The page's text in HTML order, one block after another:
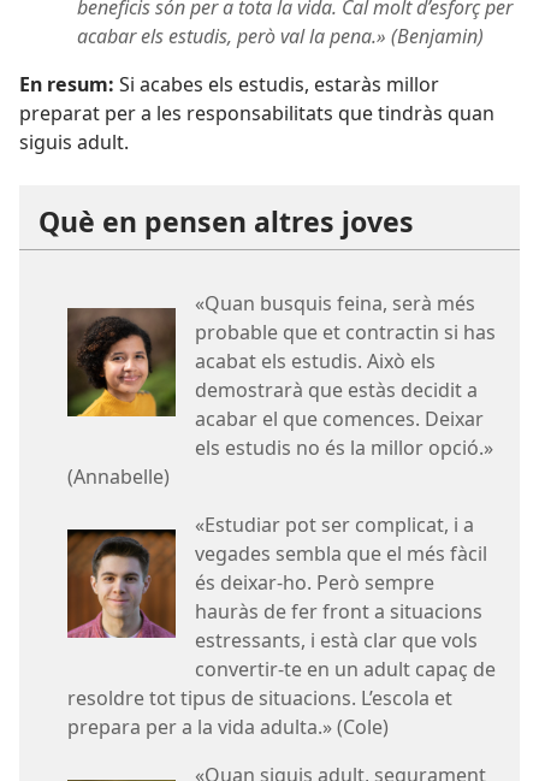
beneficis són per a tota la vida. Cal molt d’esforç per
acabar els estudis, però val la pena.» (Benjamin)
En resum: Si acabes els estudis, estaràs millor
preparat per a les responsabilitats que tindràs quan
siguis adult.
Què en pensen altres joves
«Quan busquis feina, serà més
probable que et contractin si has
acabat els estudis. Això els
demostrarà que estàs decidit a
acabar el que comences. Deixar
els estudis no és la millor opció.»
(Annabelle)
«Estudiar pot ser complicat, i a
vegades sembla que el més fàcil
és deixar-ho. Però sempre
hauràs de fer front a situacions
estressants, i està clar que vols
convertir-te en un adult capaç de
resoldre tot tipus de situacions. L’escola et
prepara per a la vida adulta.» (Cole)
«Quan siguis adult, segurament